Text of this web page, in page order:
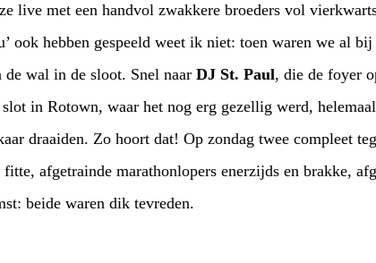
zwakkere broeders vol vierkwartsmaat-rock. Of ze mijn oude favoriet
‘Dreaming Of You’ ook hebben gespeeld weet ik niet: toen waren we al bij
de wal in de sloot. Snel naar DJ St. Paul, die de foyer op stelten zette met allerhande hits. De
Op zondag twee compleet tegenovergestelde menselijke rassen door
Enige overeenkomst: beide waren dik tevreden.